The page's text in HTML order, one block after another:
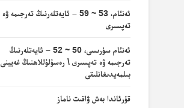
ئەنئام، 53 ~ 59 – ئايەتلەرنىڭ تەرجىمە ۋە
تەپسىرى
ئەنئام سۈرىسى، 50 ~ 52 – ئايەتلەرنىڭ
تەرجىمە ۋە تەپسىرى \ رەسۇلۇللاھنىڭ غەيبنى
بىلمەيدىغانلىقى
قۇرئاندا بەش ۋاقىت ناماز